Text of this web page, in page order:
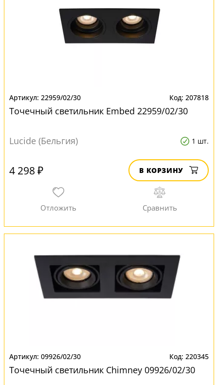
22959/02/30 207818
Точечный светильник Embed 22959/02/30
Lucide (Бельгия) 1 шт.
4 298 ₽ В КОРЗИНУ
09926/02/30 220345
Точечный светильник Chimney 09926/02/30